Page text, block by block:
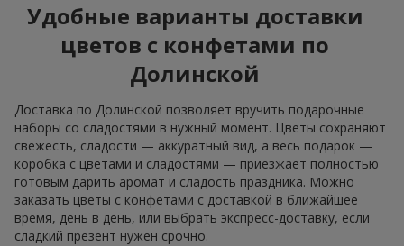
Удобные варианты доставки
цветов с конфетами по
Долинской
Доставка по Долинской позволяет вручить подарочные
наборы со сладостями в нужный момент. Цветы сохраняют
свежесть, сладости — аккуратный вид, а весь подарок —
коробка с цветами и сладостями — приезжает полностью
готовым дарить аромат и сладость праздника. Можно
заказать цветы с конфетами с доставкой в ближайшее
время, день в день, или выбрать экспресс-доставку, если
сладкий презент нужен срочно.